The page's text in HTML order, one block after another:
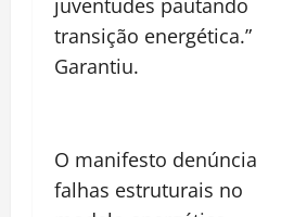
transição energética.”
Garantiu.
O manifesto denúncia
falhas estruturais no